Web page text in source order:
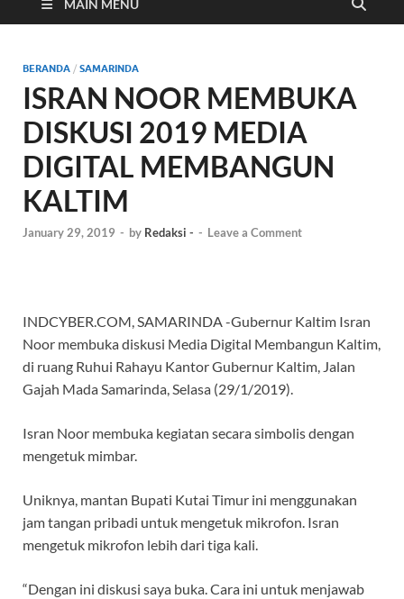
Cyber
MAIN MENU
BERANDA / SAMARINDA
ISRAN NOOR MEMBUKA
DISKUSI 2019 MEDIA
DIGITAL MEMBANGUN
KALTIM
January 29, 2019 - by Redaksi - - Leave a Comment
INDCYBER.COM, SAMARINDA -Gubernur Kaltim Isran
Noor membuka diskusi Media Digital Membangun Kaltim,
di ruang Ruhui Rahayu Kantor Gubernur Kaltim, Jalan
Gajah Mada Samarinda, Selasa (29/1/2019).
Isran Noor membuka kegiatan secara simbolis dengan
mengetuk mimbar.
Uniknya, mantan Bupati Kutai Timur ini menggunakan
jam tangan pribadi untuk mengetuk mikrofon. Isran
mengetuk mikrofon lebih dari tiga kali.
“Dengan ini diskusi saya buka. Cara ini untuk menjawab